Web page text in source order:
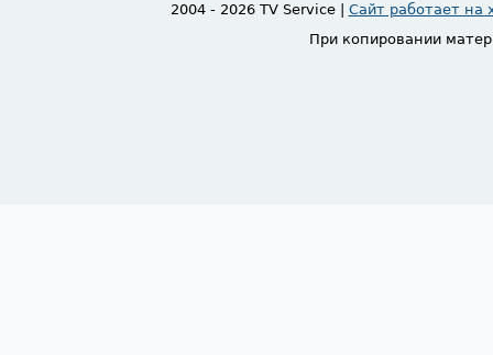
2004 - 2026 TV Service | Сайт работает на
При копировании